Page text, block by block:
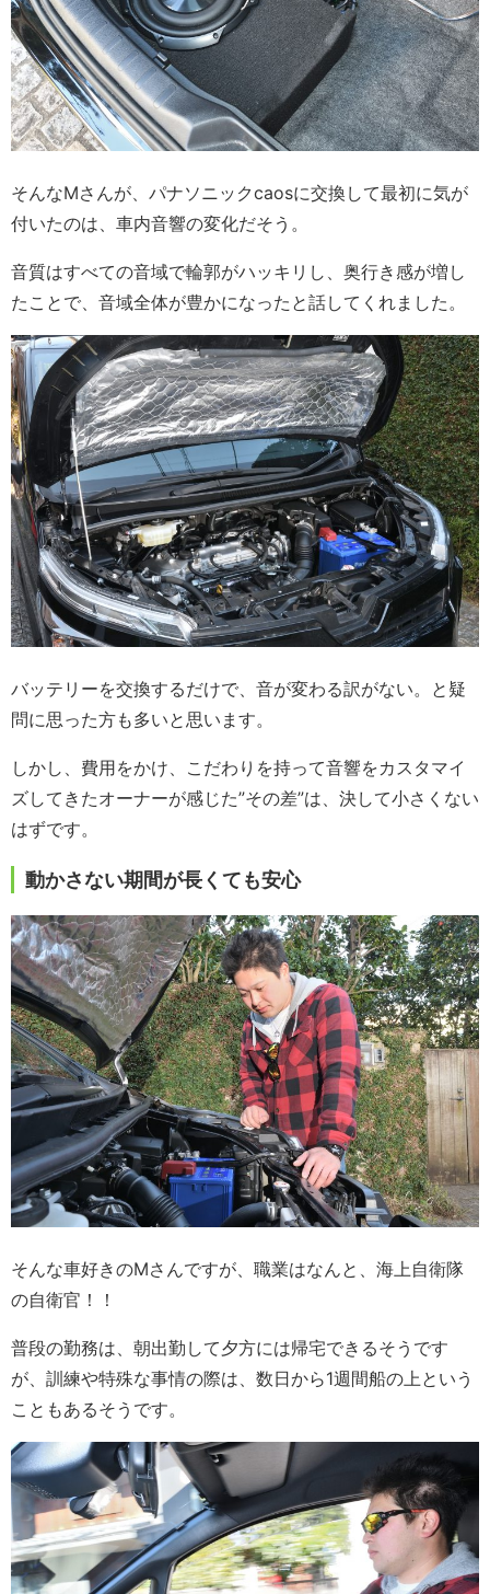
そんなMさんが、パナソニックcaosに交換して最初に気が
付いたのは、車内音響の変化だそう。
音質はすべての音域で輪郭がハッキリし、奥行き感が増し
たことで、音域全体が豊かになったと話してくれました。
バッテリーを交換するだけで、音が変わる訳がない。と疑
問に思った方も多いと思います。
しかし、費用をかけ、こだわりを持って音響をカスタマイ
ズしてきたオーナーが感じた”その差”は、決して小さくない
はずです。
動かさない期間が長くても安心
そんな車好きのMさんですが、職業はなんと、海上自衛隊
の自衛官！！
普段の勤務は、朝出勤して夕方には帰宅できるそうです
が、訓練や特殊な事情の際は、数日から1週間船の上という
こともあるそうです。